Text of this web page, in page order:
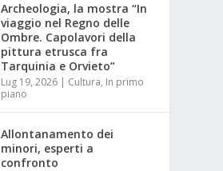
Archeologia, la mostra “In
viaggio nel Regno delle
Ombre. Capolavori della
pittura etrusca fra
Tarquinia e Orvieto”
Lug 19, 2026 | Cultura, In primo
piano
Allontanamento dei
minori, esperti a
confronto